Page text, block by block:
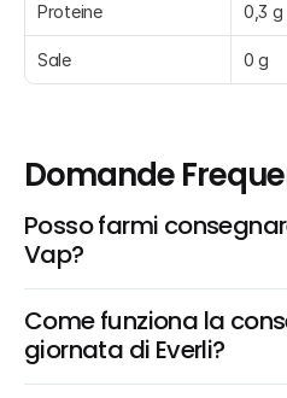
Proteine 0,3 g
Sale 0 g
Domande
Posso farmi
Vap?
Come funziona la
giornata di Everli?